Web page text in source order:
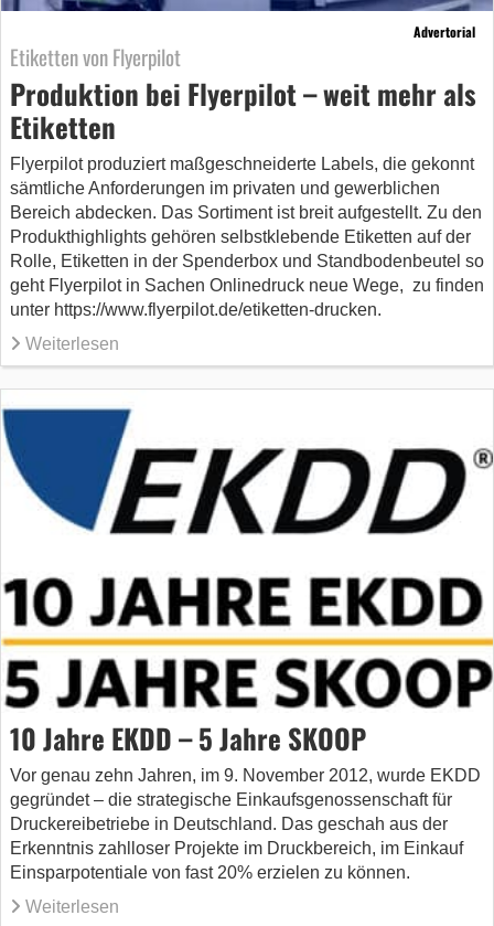
Advertorial
Etiketten von Flyerpilot
Produktion bei Flyerpilot – weit mehr als
Etiketten
Flyerpilot produziert maßgeschneiderte Labels, die gekonnt
sämtliche Anforderungen im privaten und gewerblichen
Bereich abdecken. Das Sortiment ist breit aufgestellt. Zu den
Produkthighlights gehören selbstklebende Etiketten auf der
Rolle, Etiketten in der Spenderbox und Standbodenbeutel so
geht Flyerpilot in Sachen Onlinedruck neue Wege, zu finden
unter https://www.flyerpilot.de/etiketten-drucken.
Weiterlesen
10 Jahre EKDD – 5 Jahre SKOOP
Vor genau zehn Jahren, im 9. November 2012, wurde EKDD
gegründet – die strategische Einkaufsgenossenschaft für
Druckereibetriebe in Deutschland. Das geschah aus der
Erkenntnis zahlloser Projekte im Druckbereich, im Einkauf
Einsparpotentiale von fast 20% erzielen zu können.
Weiterlesen